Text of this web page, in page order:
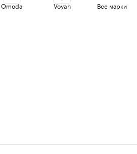
Omoda Voyah Все марки